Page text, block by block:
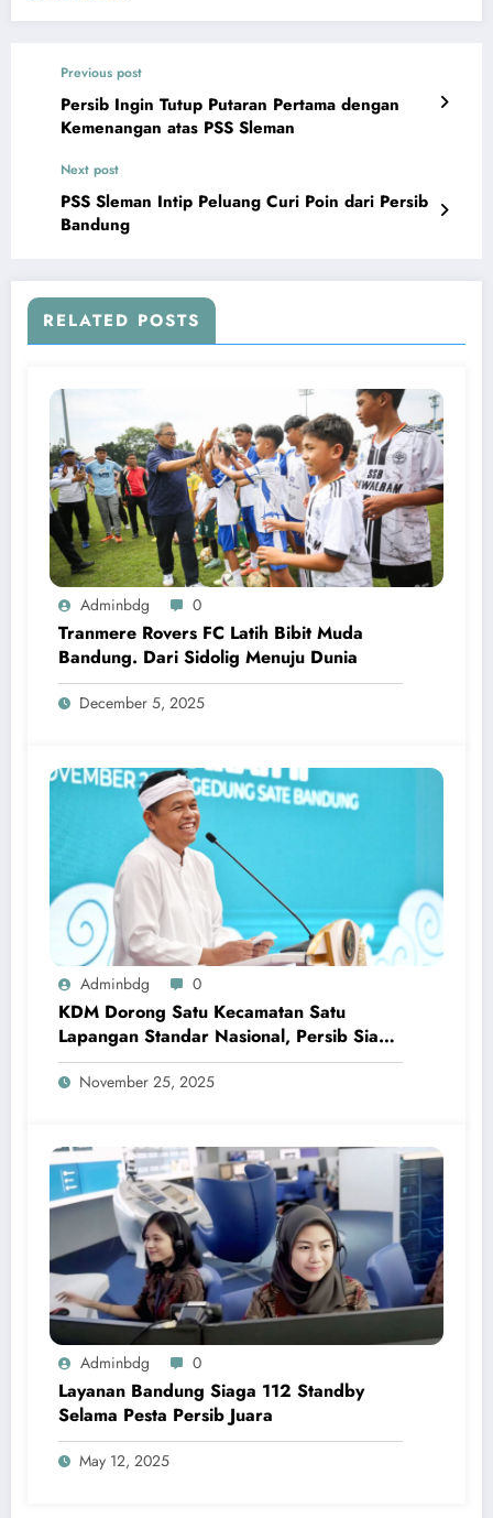
Previous post
Persib Ingin Tutup Putaran Pertama dengan
Kemenangan atas PSS Sleman
Next post
PSS Sleman Intip Peluang Curi Poin dari Persib
Bandung
RELATED POSTS
Adminbdg 0
Tranmere Rovers FC Latih Bibit Muda
Bandung. Dari Sidolig Menuju Dunia
December 5, 2025
Adminbdg 0
KDM Dorong Satu Kecamatan Satu
Lapangan Standar Nasional, Persib Siap
Bersinergi
November 25, 2025
Adminbdg 0
Layanan Bandung Siaga 112 Standby
Selama Pesta Persib Juara
May 12, 2025